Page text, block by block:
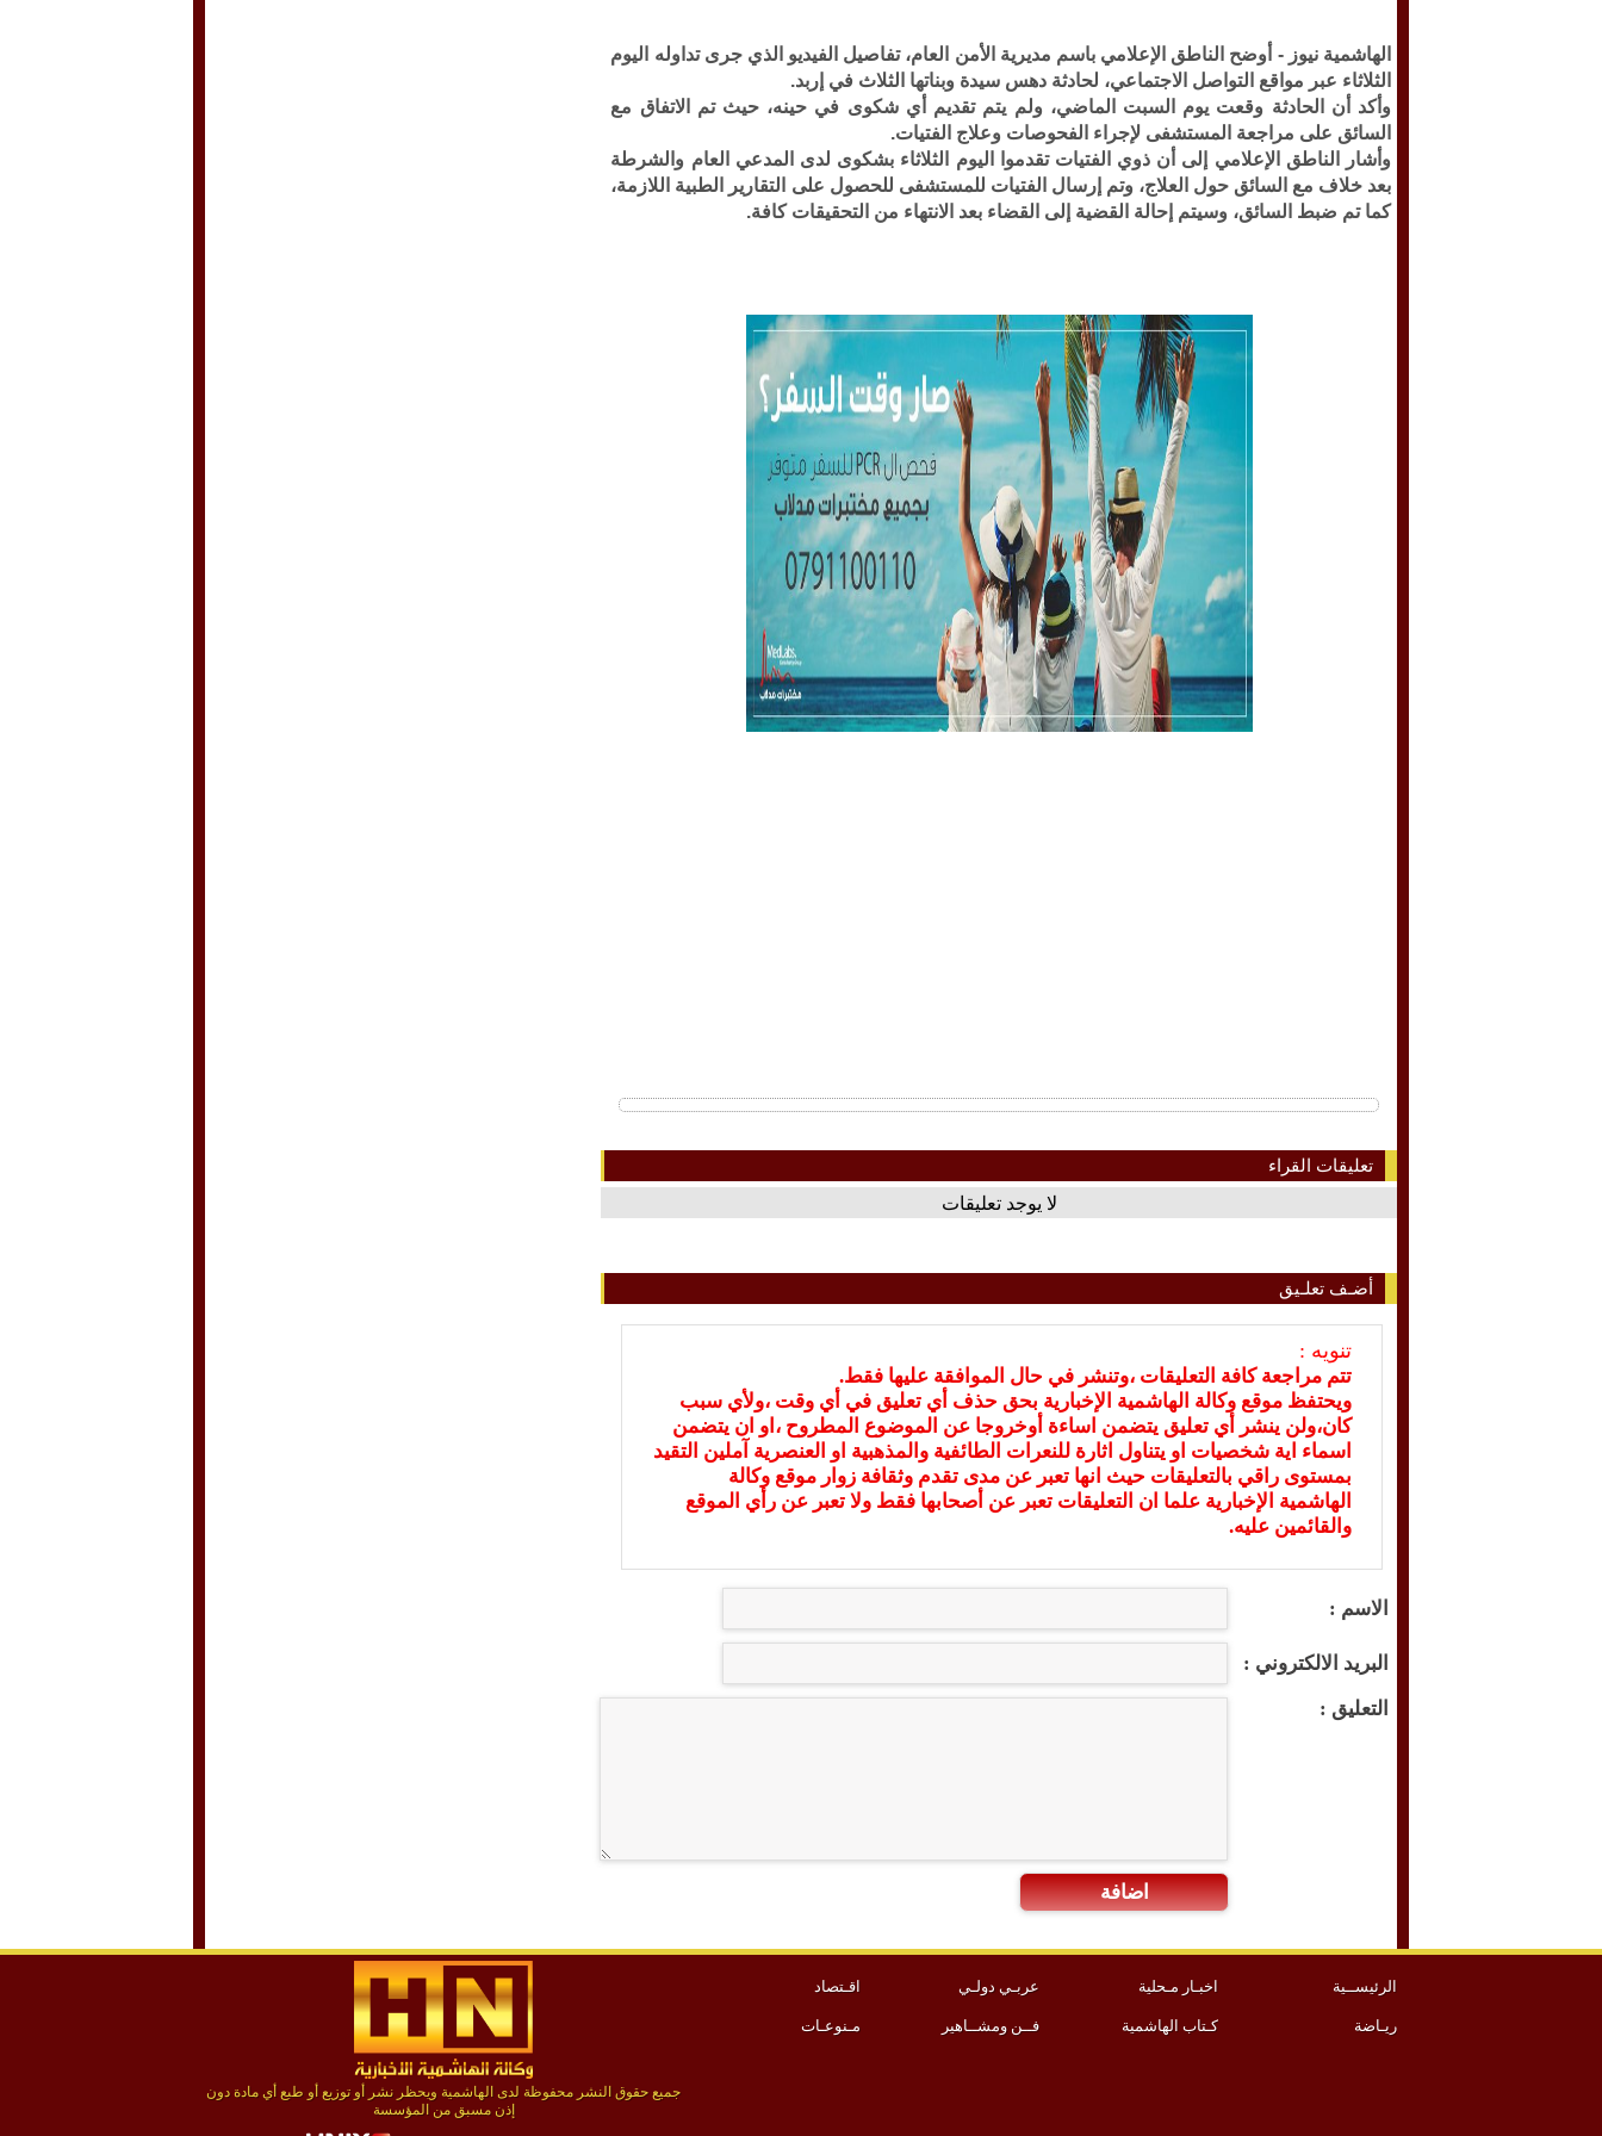
الهاشمية نيوز - أوضح الناطق الإعلامي باسم مديرية الأمن العام، تفاصيل الفيديو الذي جرى تداوله اليوم
الثلاثاء عبر مواقع التواصل الاجتماعي، لحادثة دهس سيدة وبناتها الثلاث في إربد.
وأكد أن الحادثة وقعت يوم السبت الماضي، ولم يتم تقديم أي شكوى في حينه، حيث تم الاتفاق مع
السائق على مراجعة المستشفى لإجراء الفحوصات وعلاج الفتيات.
وأشار الناطق الإعلامي إلى أن ذوي الفتيات تقدموا اليوم الثلاثاء بشكوى لدى المدعي العام والشرطة
بعد خلاف مع السائق حول العلاج، وتم إرسال الفتيات للمستشفى للحصول على التقارير الطبية اللازمة،
كما تم ضبط السائق، وسيتم إحالة القضية إلى القضاء بعد الانتهاء من التحقيقات كافة.
تعليقات القراء
لا يوجد تعليقات
أضـف تعلـيق
تنويه :
تتم مراجعة كافة التعليقات ،وتنشر في حال الموافقة عليها فقط.
ويحتفظ موقع وكالة الهاشمية الإخبارية بحق حذف أي تعليق في أي وقت ،ولأي سبب
كان،ولن ينشر أي تعليق يتضمن اساءة أوخروجا عن الموضوع المطروح ،او ان يتضمن
اسماء اية شخصيات او يتناول اثارة للنعرات الطائفية والمذهبية او العنصرية آملين التقيد
بمستوى راقي بالتعليقات حيث انها تعبر عن مدى تقدم وثقافة زوار موقع وكالة
الهاشمية الإخبارية علما ان التعليقات تعبر عن أصحابها فقط ولا تعبر عن رأي الموقع
والقائمين عليه.
الاسم :
البريد الالكتروني :
التعليق :
اضافة
الرئيســية اخبـار مـحلية عربـي دولـي اقـتصاد
ريـاضة كـتاب الهاشمية فــن ومشــاهير مـنوعـات
جميع حقوق النشر محفوظة لدى الهاشمية ويحظر نشر أو توزيع أو طبع أي مادة دون
إذن مسبق من المؤسسة